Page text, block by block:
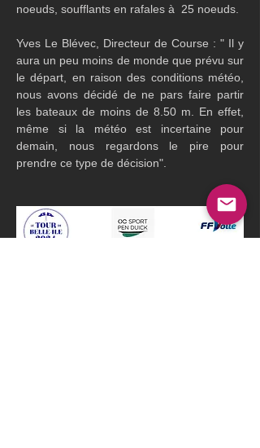
noeuds, soufflants en rafales à  25 noeuds.
Yves Le Blévec, Directeur de Course : " Il y
aura un peu moins de monde que prévu sur
le départ, en raison des conditions météo,
nous avons décidé de ne pars faire partir
les bateaux de moins de 8.50 m. En effet,
même si la météo est incertaine pour
demain, nous regardons le pire pour
prendre ce type de décision".